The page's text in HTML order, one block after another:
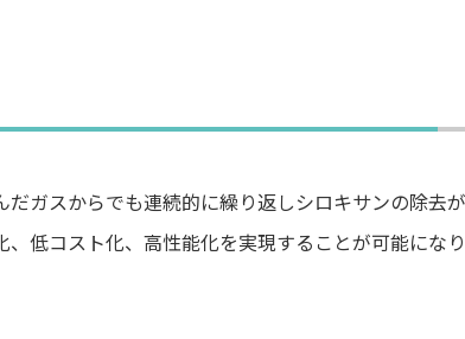
ガスからでも連続的に繰り返しシロキサンの除去が
低コスト化、高性能化を実現することが可能になり